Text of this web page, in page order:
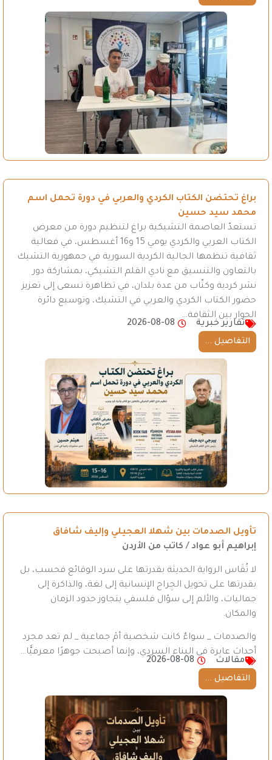
براغ تحتضن الكتاب الكردي والعربي في دورة تحمل اسم
محمد سيد حسين
تستعدّ العاصمة التشيكية براغ لتنظيم دورة من معرض
الكتاب العربي والكردي يومي 15 و16 أغسطس، في فعالية
ثقافية تنظمها الجالية الكردية السورية في جمهورية التشيك
بالتعاون والتنسيق مع نادي القلم التشيكي، بمشاركة دور
نشر كردية وكتّاب من عدة بلدان، في تظاهرة تسعى إلى تعزيز
حضور الكتاب الكردي والعربي في التشيك، وتوسيع دائرة
الحوار بين الثقافة…
تقارير خبرية
2026-08-08
التفاصيل ...
تأويل الصدمات بين شهلا العجيلي وإليف شافاق
إبراهيم أبو عواد / كاتب من الأردن
لا تُقَاس الرواية الحديثة بقدرتها على سرد الوقائع فحسب، بل
بقدرتها على تحويل الجِراح الإنسانية إلى لغة، والذاكرة إلى
جماليات، والألم إلى سؤال فلسفي يتجاوز حدود الزمان
والمكان.
والصدمات _ سواءٌ كانت شخصية أمْ جماعية _ لم تعد مجرد
أحداث عابرة في البناء السردي، وإنما أصبحت جوهرًا معرفيًّا…
مقالات
2026-08-08
التفاصيل ...